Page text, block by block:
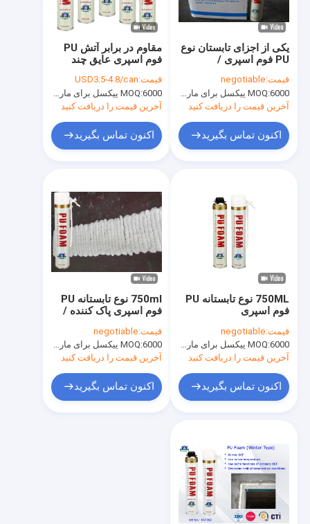
تور کارخانه
News
رنگ اسپری پارچه
گرافیتی رنگ اسپری
روان کننده های صنعتی
علامت گذاری رنگ اسپری
خودکار نشان گذار
رنگ بر اساس آب
اسپری ماشین تمیز کردن
محصولات مراقبت از خودرو
اسپری PU فوم
سیلیکون مهر و موم شده
مقاوم در برابر آتش PU
فوم اسپری عایق چند
اورتان فوم
قیمت:USD3.5-4.8/can
MOQ:6000 پیکسل برای مارک Aristo، 15000 پیکسل برای نام تجاری مشتری
آخرین قیمت را دریافت کنید
اکنون تماس بگیرید
یکی از اجزای تابستان نوع
PU فوم اسپری /
Gun / Straw Type
قیمت:negotiable
MOQ:6000 پیکسل برای مارک Aristo، 15000 پیکسل برای نام تجاری مشتری
آخرین قیمت را دریافت کنید
اکنون تماس بگیرید
750ml نوع تابستانه PU
فوم اسپری پاک کننده /
تواند یک جزء
قیمت:negotiable
MOQ:6000 پیکسل برای مارک Aristo، 15000 پیکسل برای نام تجاری مشتری
آخرین قیمت را دریافت کنید
اکنون تماس بگیرید
750ML نوع تابستانه PU
فوم اسپری
قیمت:negotiable
MOQ:6000 پیکسل برای مارک Aristo، 15000 پیکسل برای نام تجاری مشتری
آخرین قیمت را دریافت کنید
اکنون تماس بگیرید